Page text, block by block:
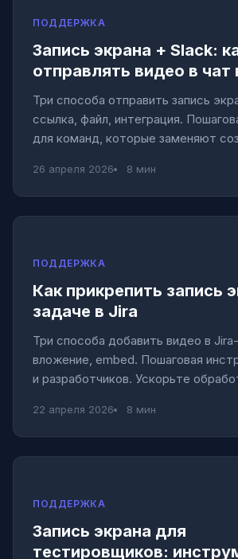
ПОДДЕРЖКА
Запись экрана + Slack:
отправлять видео в
Три способа отправить запись
ссылка, файл, интеграция.
для команд, которые заменяют
26 апреля 2026 8 мин
ПОДДЕРЖКА
Как прикрепить запись
задаче в Jira
Три способа добавить видео в
вложение, embed. Пошаговая
и разработчиков. Ускорьте
22 апреля 2026 8 мин
ПОДДЕРЖКА
Запись экрана для
тестировщиков: